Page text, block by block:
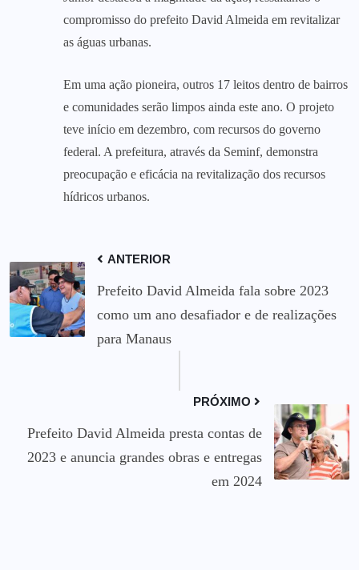
compromisso do prefeito David Almeida em revitalizar
as águas urbanas.
Em uma ação pioneira, outros 17 leitos dentro de bairros
e comunidades serão limpos ainda este ano. O projeto
teve início em dezembro, com recursos do governo
federal. A prefeitura, através da Seminf, demonstra
preocupação e eficácia na revitalização dos recursos
hídricos urbanos.
ANTERIOR
Prefeito David Almeida fala sobre 2023
como um ano desafiador e de realizações
para Manaus
PRÓXIMO
Prefeito David Almeida presta contas de
2023 e anuncia grandes obras e entregas
em 2024